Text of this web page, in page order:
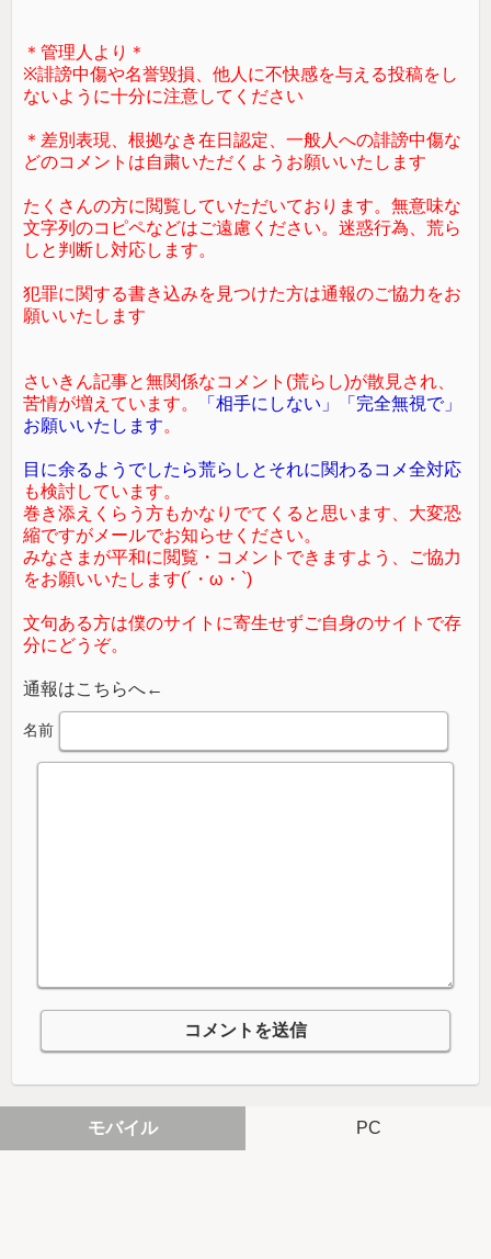
＊管理人より＊
※誹謗中傷や名誉毀損、他人に不快感を与える投稿をし
ないように十分に注意してください
＊差別表現、根拠なき在日認定、一般人への誹謗中傷な
どのコメントは自粛いただくようお願いいたします
たくさんの方に閲覧していただいております。無意味な
文字列のコピペなどはご遠慮ください。迷惑行為、荒ら
しと判断し対応します。
犯罪に関する書き込みを見つけた方は通報のご協力をお
願いいたします
さいきん記事と無関係なコメント(荒らし)が散見され、
苦情が増えています。
「相手にしない」「完全無視で」
お願いいたします。
目に余るようでしたら荒らしとそれに関わるコメ全対応
も検討しています。
巻き添えくらう方もかなりでてくると思います、大変恐
縮ですがメールでお知らせください。
みなさまが平和に閲覧・コメントできますよう、ご協力
をお願いいたします(´・ω・`)
文句ある方は僕のサイトに寄生せずご自身のサイトで存
分にどうぞ。
通報はこちらへ←
名前
モバイル PC